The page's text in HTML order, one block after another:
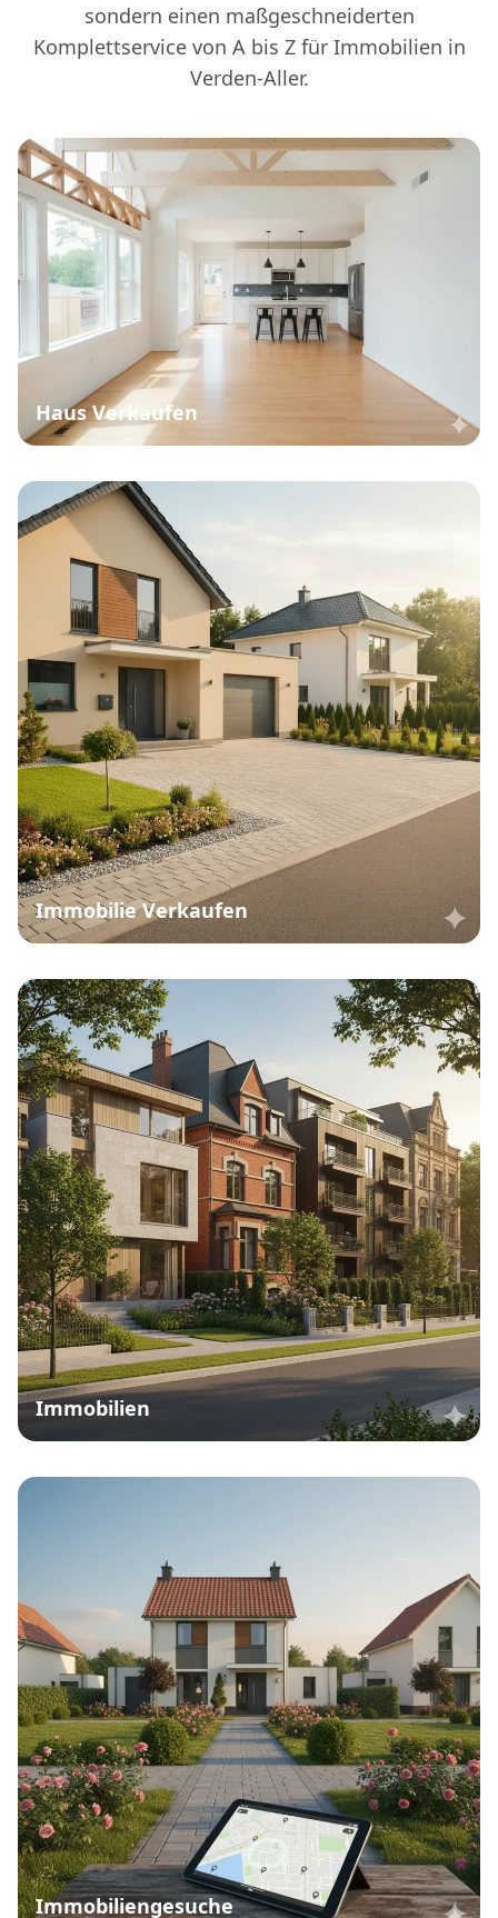
sondern einen maßgeschneiderten
Komplettservice von A bis Z für Immobilien in
Verden-Aller.
Haus Verkaufen
Immobilie Verkaufen
Immobilien
Immobiliengesuche